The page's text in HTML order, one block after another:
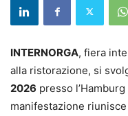
INTERNORGA, fiera
alla ristorazione, si
2026 presso
manifestazione